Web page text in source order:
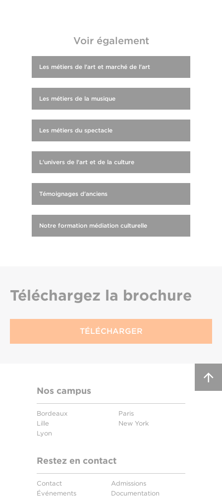
Voir également
Les métiers de l'art et marché de l'art
Les métiers de la musique
Les métiers du spectacle
L'univers de l'art et de la culture
Témoignages d'anciens
Notre formation médiation culturelle
Téléchargez la brochure
TÉLÉCHARGER
Nos campus
Bordeaux
Lille
Lyon
Paris
New York
Restez en contact
Contact
Événements
Admissions
Documentation